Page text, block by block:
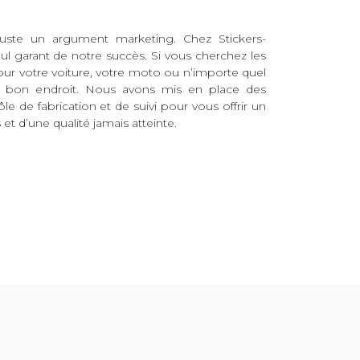
un argument marketing. Chez Stickers-
garant de notre succès. Si vous cherchez les
votre voiture, votre moto ou n’importe quel
bon endroit. Nous avons mis en place des
de fabrication et de suivi pour vous offrir un
d’une qualité jamais atteinte.